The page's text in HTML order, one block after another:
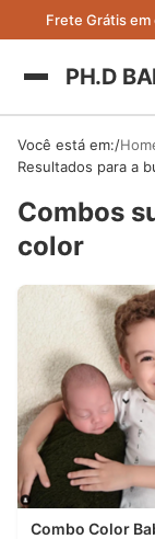
Frete Grátis em
PH.D
Você está em:
Resultados para a
Combos
color
Combo Color